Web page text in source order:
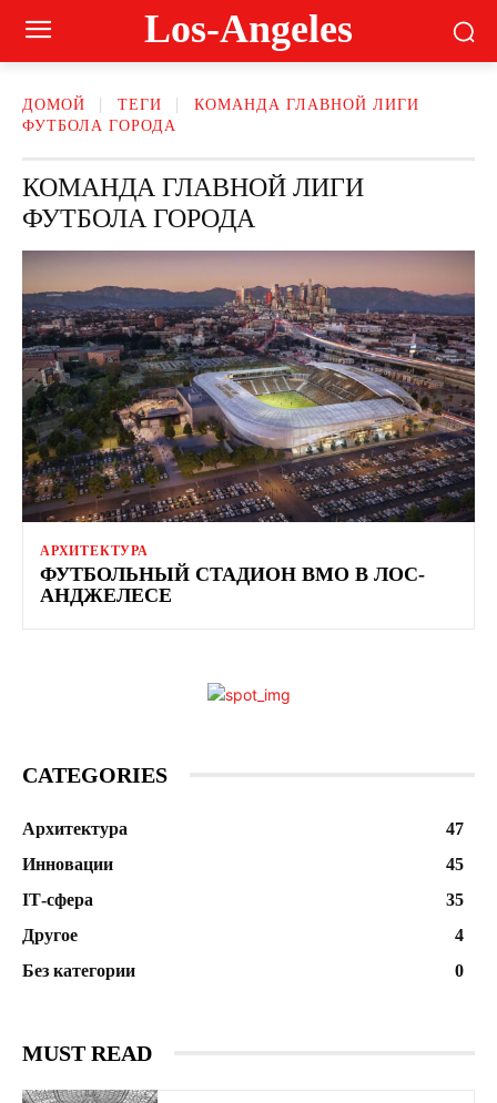
Los-Angeles
ДОМОЙ ТЕГИ
КОМАНДА ГЛАВНОЙ ЛИГИ
ФУТБОЛА ГОРОДА
КОМАНДА ГЛАВНОЙ ЛИГИ
ФУТБОЛА ГОРОДА
АРХИТЕКТУРА
ФУТБОЛЬНЫЙ СТАДИОН BMO В ЛОС-
АНДЖЕЛЕСЕ
CATEGORIES
Архитектура
47
Инновации
45
ІТ-сфера
35
Другое
4
Без категории
0
MUST READ